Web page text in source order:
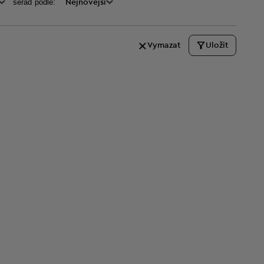
seraď podle: Nejnovější
Vymazat Uložit